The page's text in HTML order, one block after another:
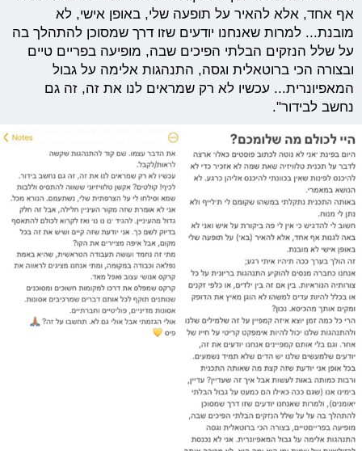
אף אחד, אלא להאיר על תופעה שלי, באופן אישי, לא
מובנת... למרות שאנחנו יודעים שזו דרך שמסוכן להתהלך בה
על שלל הנזקים הבלתי הפיכים שבה, מופיעה בפריים טיים
ובצורה הכי ברוטאלית וגסה, התנהגות אלימה על גבול
המאפיונרית... עכשיו לא רק שמראים לנו את זה, זה גם
נחשב לבידור".